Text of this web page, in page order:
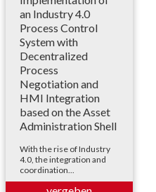
an Industry 4.0
Process Control
System with
Decentralized
Process
Negotiation and
HMI Integration
based on the Asset
Administration Shell
With the rise of Industry
4.0, the integration and
coordination...